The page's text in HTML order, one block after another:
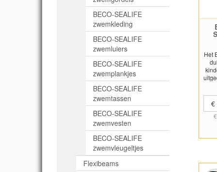
BECO-SEALIFE
zwemkleding
BECO-SEALIFE
zwemluiers
BECO-SEALIFE
zwemplankjes
BECO-SEALIFE
zwemtassen
BECO-SEALIFE
zwemvesten
BECO-SEALIFE
zwemvleugeltjes
Flexibeams
Het
€